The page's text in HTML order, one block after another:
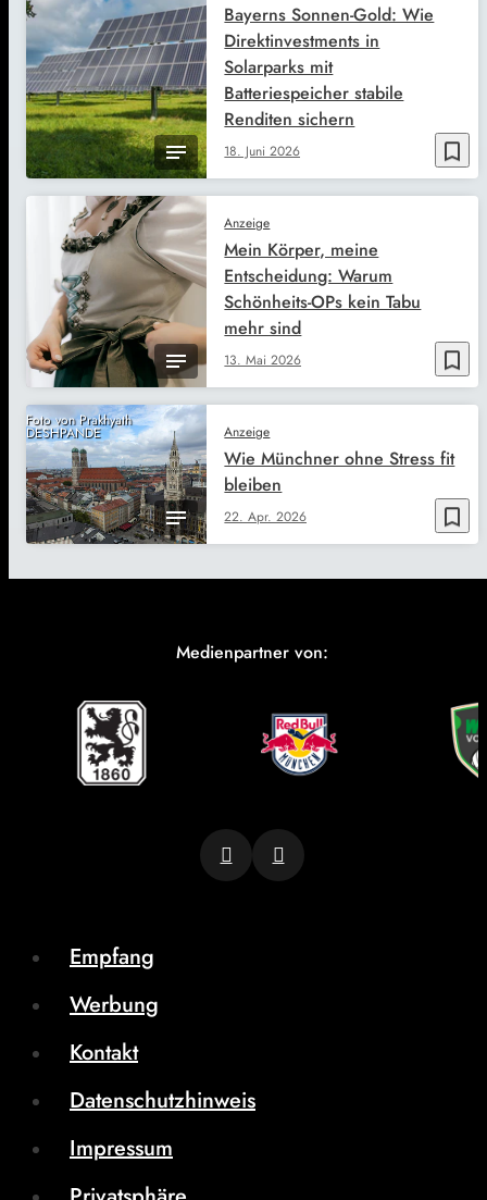
bookmark_border
18. Juni 2026
Bayerns Sonnen-Gold: Wie
Direktinvestments in
Solarparks mit
Batteriespeicher stabile
Renditen sichern
bookmark_border
Anzeige
13. Mai 2026
Mein Körper, meine
Entscheidung: Warum
Schönheits-OPs kein Tabu
mehr sind
Foto von Prakhyath
DESHPANDE
bookmark_border
Anzeige
22. Apr. 2026
Wie Münchner ohne Stress fit
bleiben
Medienpartner von:
Empfang
Werbung
Kontakt
Datenschutzhinweis
Impressum